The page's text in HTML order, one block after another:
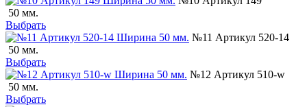
50 мм.
Выбрать
№11 Артикул 520-14
50 мм.
Выбрать
№12 Артикул 510-w
50 мм.
Выбрать